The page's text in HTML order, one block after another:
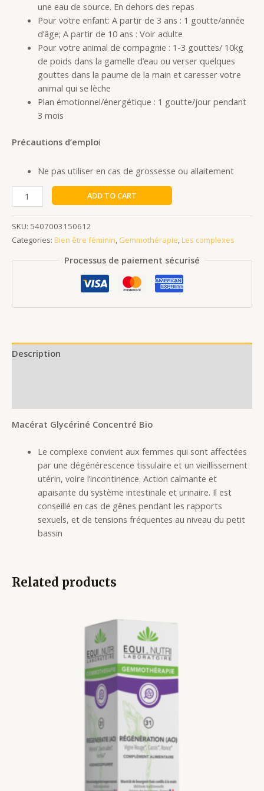
une eau de source. En dehors des repas
Pour votre enfant: A partir de 3 ans : 1 goutte/année
d’âge; A partir de 10 ans : Voir adulte
Pour votre animal de compagnie : 1-3 gouttes/ 10kg
de poids dans la gamelle d’eau ou verser quelques
gouttes dans la paume de la main et caresser votre
animal qui se lèche
Plan émotionnel/énergétique : 1 goutte/jour pendant
3 mois
Précautions d’emploi
Ne pas utiliser en cas de grossesse ou allaitement
ADD TO CART
SKU: 5407003150612
Categories: Bien être féminin, Gemmothérapie,Les complexes
Processus de paiement sécurisé
Description
Macérat Glycériné Concentré Bio
Le complexe convient aux femmes qui sont affectées
par une dégénérescence tissulaire et un vieillissement
utérin, voire l’incontinence. Action calmante et
apaisante du système intestinale et urinaire. Il est
conseillé en cas de gênes pendant les rapports
sexuels, et de tensions fréquentes au niveau du petit
bassin
Related products